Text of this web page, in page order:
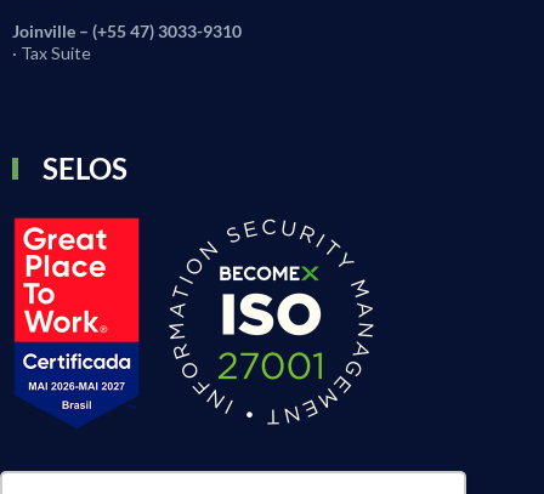
Joinville – (+55 47) 3033-9310
· Tax Suite
SELOS